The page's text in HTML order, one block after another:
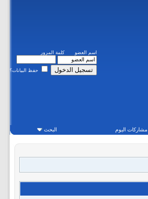
اسم العضو كلمة المرور
حفظ البيانات؟
مشاركات اليوم البحث